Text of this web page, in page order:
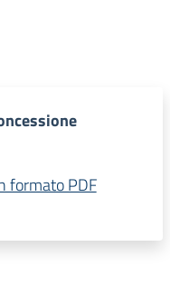
formato PDF